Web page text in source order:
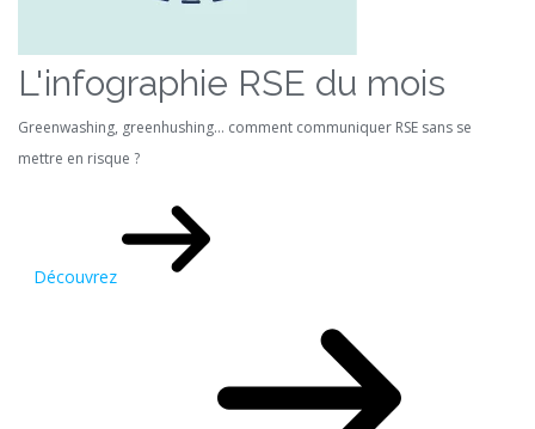
L'infographie RSE du mois
Greenwashing, greenhushing… comment communiquer RSE sans se
mettre en risque ?
Découvrez